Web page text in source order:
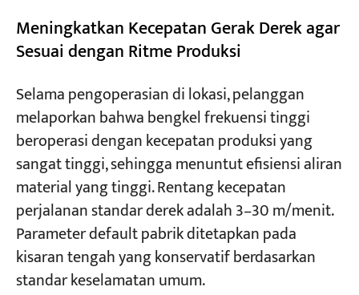
Meningkatkan Kecepatan Gerak Derek agar
Sesuai dengan Ritme Produksi
Selama pengoperasian di lokasi, pelanggan
melaporkan bahwa bengkel frekuensi tinggi
beroperasi dengan kecepatan produksi yang
sangat tinggi, sehingga menuntut efisiensi aliran
material yang tinggi. Rentang kecepatan
perjalanan standar derek adalah 3–30 m/menit.
Parameter default pabrik ditetapkan pada
kisaran tengah yang konservatif berdasarkan
standar keselamatan umum.